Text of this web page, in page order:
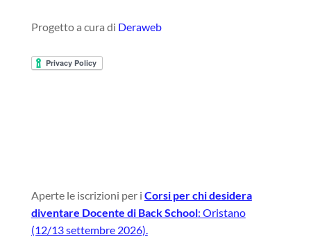
Progetto a cura di Deraweb
Aperte le iscrizioni per i Corsi per chi desidera
diventare Docente di Back School: Oristano
(12/13 settembre 2026).